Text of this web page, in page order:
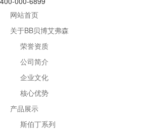
网站首页
关于BB贝博艾弗森
荣誉资质
公司简介
企业文化
核心优势
产品展示
斯伯丁系列